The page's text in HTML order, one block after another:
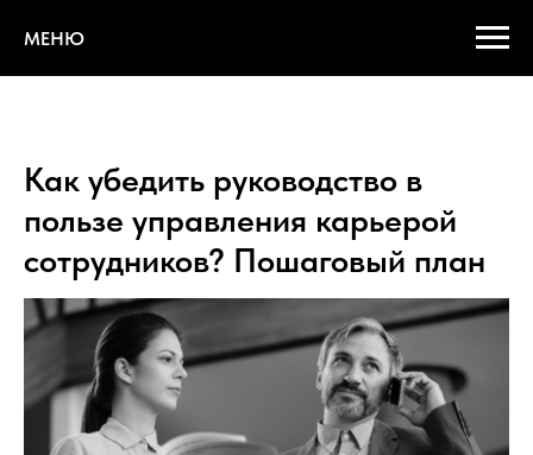
МЕНЮ
Как убедить руководство в
пользе управления карьерой
сотрудников? Пошаговый план